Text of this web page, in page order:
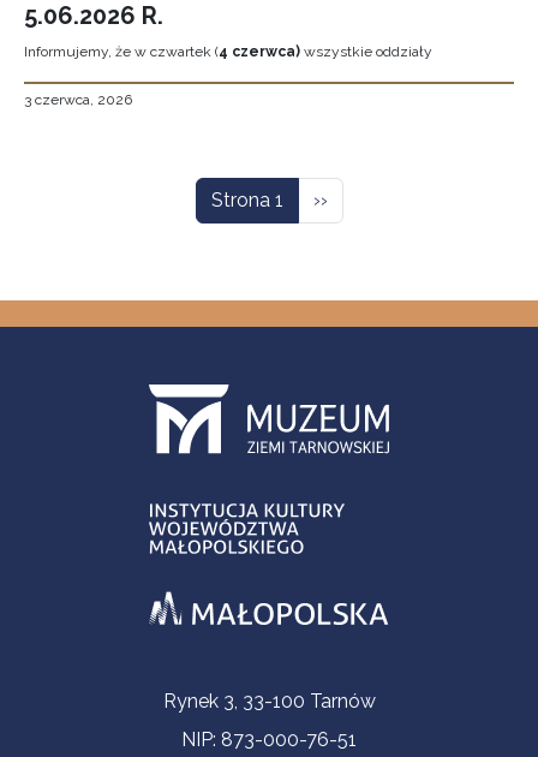
5.06.2026 R.
Informujemy, że w czwartek (4 czerwca) wszystkie oddziały
3 czerwca, 2026
Strona 1 Następna strona
››
Informacje kontaktoweRynek 3, 33-100 Tarnów
NIP: 873-000-76-51